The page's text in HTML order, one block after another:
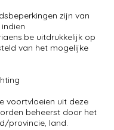
zijn van
uitdrukkelijk op
van het mogelijke
voortvloeien uit deze
beheerst door het
provincie, land.